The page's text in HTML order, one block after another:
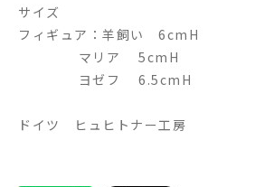
サイズ
フィギュア：羊飼い 6cmH
マリア 5cmH
ヨゼフ 6.5cmH
ドイツ ヒュヒトナー工房